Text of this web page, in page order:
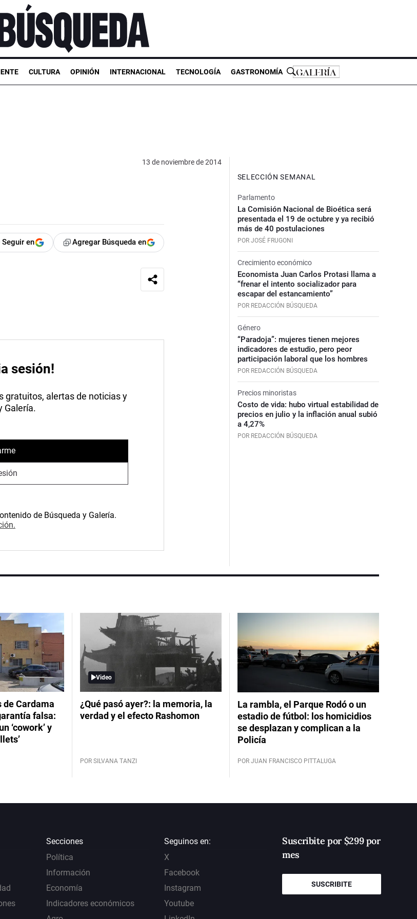
CULTURA OPINIÓN INTERNACIONAL TECNOLOGÍA GASTRONOMÍA
13 de noviembre de 2014
Seguir en Agregar Búsqueda en
sesión!
gratuitos, alertas de noticias y
Galería.
de Búsqueda y Galería.
SELECCIÓN SEMANAL
Parlamento
La Comisión Nacional de Bioética será
presentada el 19 de octubre y ya recibió
más de 40 postulaciones
POR JOSÉ FRUGONI
Crecimiento económico
Economista Juan Carlos Protasi llama a
“frenar el intento socializador para
escapar del estancamiento”
POR REDACCIÓN BÚSQUEDA
Género
“Paradoja”: mujeres tienen mejores
indicadores de estudio, pero peor
participación laboral que los hombres
POR REDACCIÓN BÚSQUEDA
Precios minoristas
Costo de vida: hubo virtual estabilidad de
precios en julio y la inflación anual subió
a 4,27%
POR REDACCIÓN BÚSQUEDA
Cardama
falsa:
‘cowork’ y
Video
¿Qué pasó ayer?: la memoria, la
verdad y el efecto Rashomon
POR SILVANA TANZI
La rambla, el Parque Rodó o un
estadio de fútbol: los homicidios
se desplazan y complican a la
Policía
POR JUAN FRANCISCO PITTALUGA
Secciones
Política
Información
Economía
Indicadores económicos
Seguinos en:
X
Facebook
Instagram
Youtube
Suscribite por $299 por
mes
SUSCRIBITE